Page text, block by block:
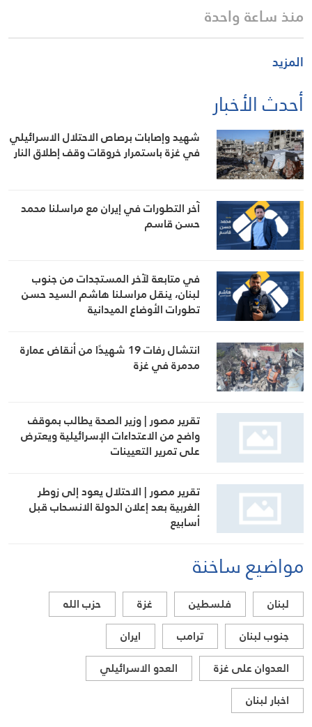
منذ ساعة واحدة
المزيد
أحدث الأخبار
شهيد وإصابات برصاص الاحتلال الاسرائيلي
في غزة باستمرار خروقات وقف إطلاق النار
آخر التطورات في إيران مع مراسلنا محمد
حسن قاسم
في متابعة لآخر المستجدات من جنوب
لبنان، ينقل مراسلنا هاشم السيد حسن
تطورات الأوضاع الميدانية
انتشال رفات 19 شهيدًا من أنقاض عمارة
مدمرة في غزة
تقرير مصور | وزير الصحة يطالب بموقف
واضح من الاعتداءات الإسرائيلية ويعترض
على تمرير التعيينات
تقرير مصور | الاحتلال يعود إلى زوطر
الغربية بعد إعلان الدولة الانسحاب قبل
أسابيع
مواضيع ساخنة
لبنان فلسطين غزة
حزب الله
جنوب لبنان
ترامب
ايران
العدوان على غزة
العدو الاسرائيلي
اخبار لبنان